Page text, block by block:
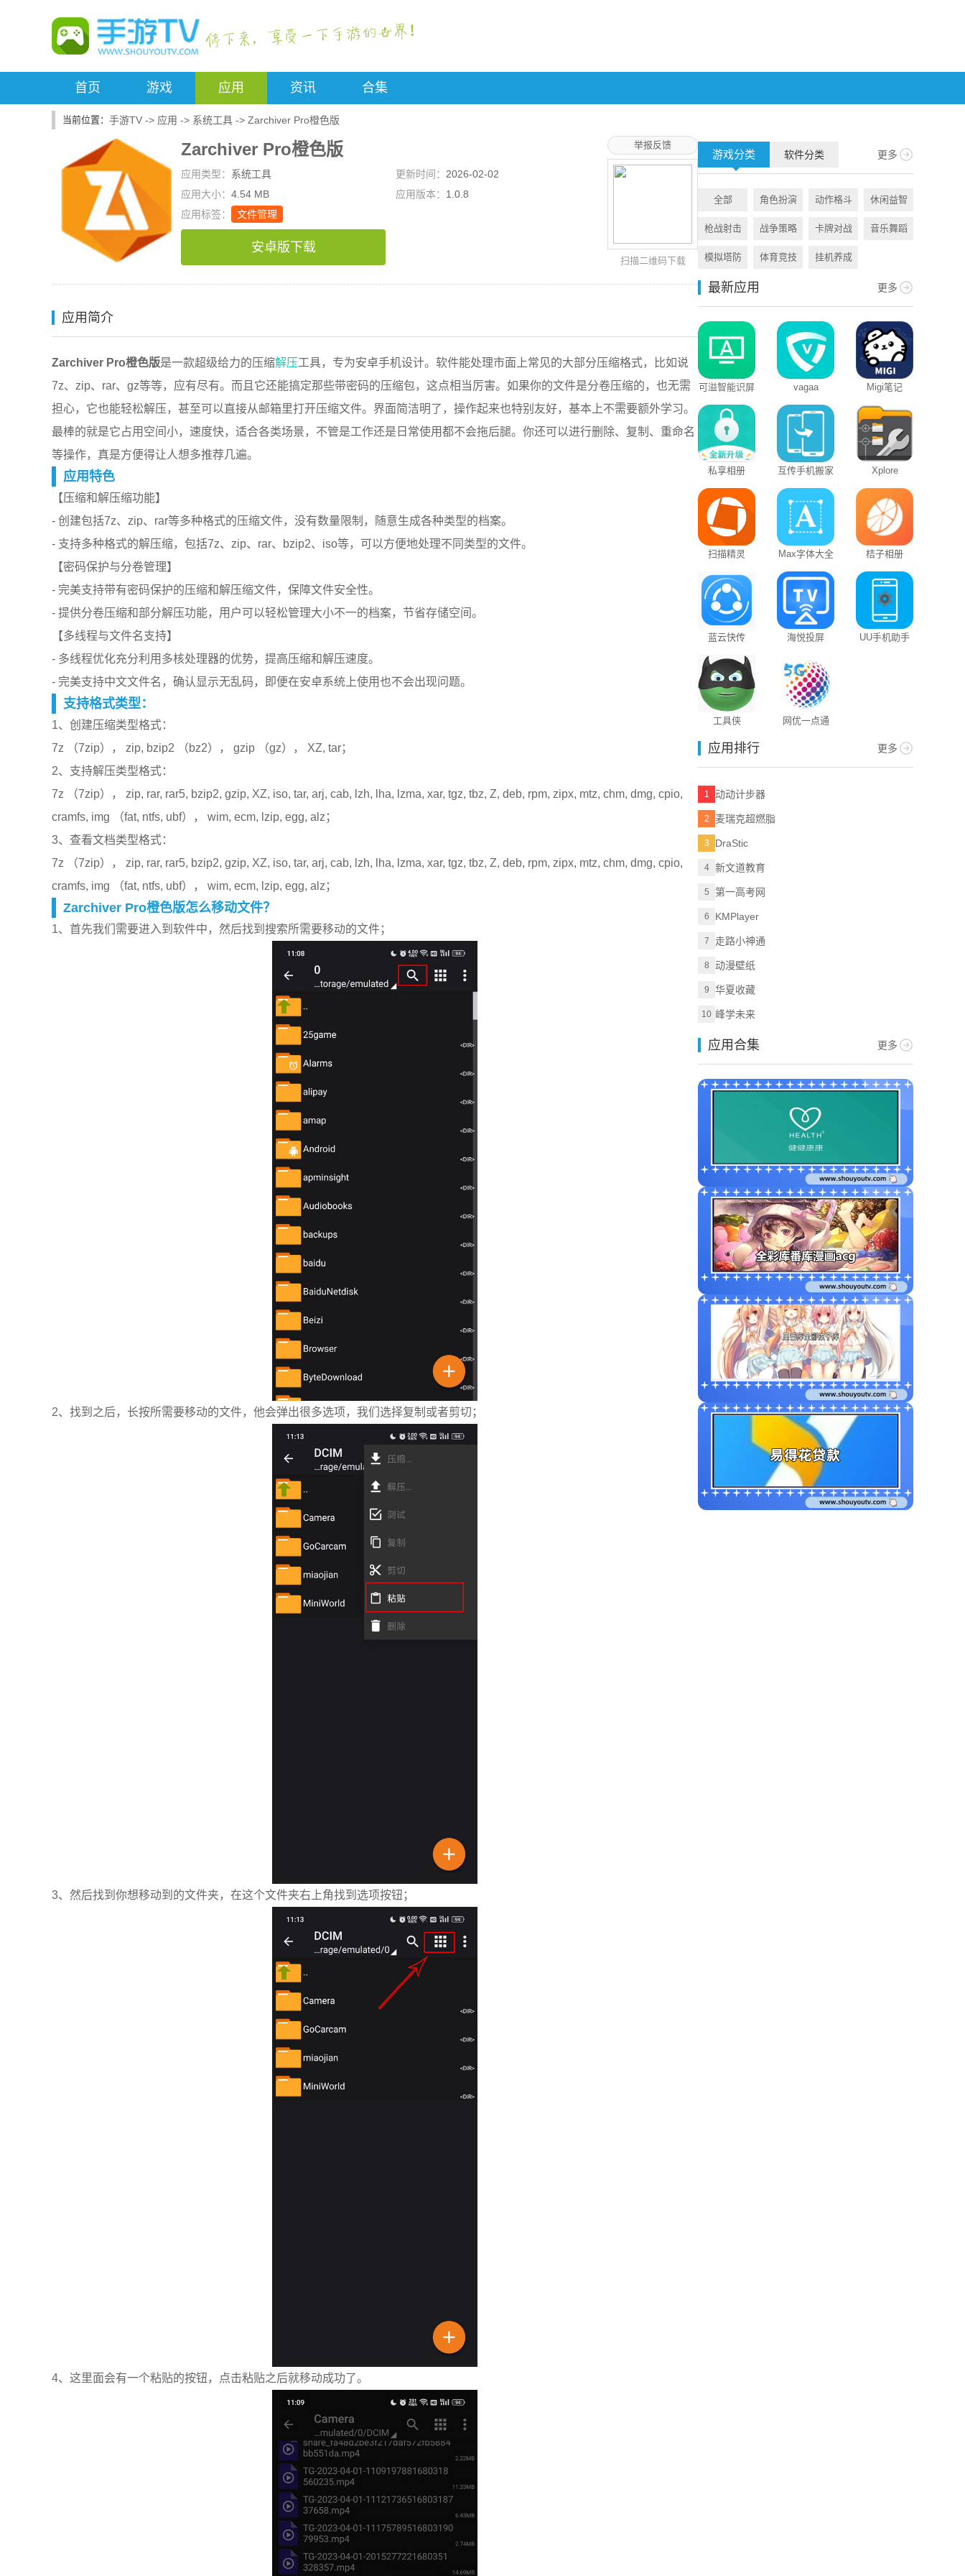
首页 游戏 应用 资讯 合集
手游TV -> 应用 -> 系统工具 -> Zarchiver Pro橙色版
Zarchiver Pro橙色版
应用类型： 系统工具 更新时间： 2026-02-02
应用大小： 4.54 MB 应用版本： 1.0.8
应用标签：
文件管理
安卓版下载
扫描二维码下载
举报反馈
应用简介
Zarchiver Pro橙色版是一款超级给力的压缩解压工具，专为安卓手机设计。软件能处理市面上常见的大部分压缩格式，比如说
7z、zip、rar、gz等等，应有尽有。而且它还能搞定那些带密码的压缩包，这点相当厉害。如果你的文件是分卷压缩的，也无需
担心，它也能轻松解压，甚至可以直接从邮箱里打开压缩文件。界面简洁明了，操作起来也特别友好，基本上不需要额外学习。
最棒的就是它占用空间小，速度快，适合各类场景，不管是工作还是日常使用都不会拖后腿。你还可以进行删除、复制、重命名
等操作，真是方便得让人想多推荐几遍。
应用特色
【压缩和解压缩功能】
- 创建包括7z、zip、rar等多种格式的压缩文件，没有数量限制，随意生成各种类型的档案。
- 支持多种格式的解压缩，包括7z、zip、rar、bzip2、iso等，可以方便地处理不同类型的文件。
【密码保护与分卷管理】
- 完美支持带有密码保护的压缩和解压缩文件，保障文件安全性。
- 提供分卷压缩和部分解压功能，用户可以轻松管理大小不一的档案，节省存储空间。
【多线程与文件名支持】
- 多线程优化充分利用多核处理器的优势，提高压缩和解压速度。
- 完美支持中文文件名，确认显示无乱码，即便在安卓系统上使用也不会出现问题。
支持格式类型：
1、创建压缩类型格式：
7z （7zip）， zip, bzip2 （bz2）， gzip （gz）， XZ, tar；
2、支持解压类型格式：
7z （7zip）， zip, rar, rar5, bzip2, gzip, XZ, iso, tar, arj, cab, lzh, lha, lzma, xar, tgz, tbz, Z, deb, rpm, zipx, mtz, chm, dmg, cpio,
cramfs, img （fat, ntfs, ubf）， wim, ecm, lzip, egg, alz；
3、查看文档类型格式：
7z （7zip）， zip, rar, rar5, bzip2, gzip, XZ, iso, tar, arj, cab, lzh, lha, lzma, xar, tgz, tbz, Z, deb, rpm, zipx, mtz, chm, dmg, cpio,
cramfs, img （fat, ntfs, ubf）， wim, ecm, lzip, egg, alz；
Zarchiver Pro橙色版怎么移动文件？
1、首先我们需要进入到软件中，然后找到搜索所需要移动的文件；
2、找到之后，长按所需要移动的文件，他会弹出很多选项，我们选择复制或者剪切；
3、然后找到你想移动到的文件夹，在这个文件夹右上角找到选项按钮；
4、这里面会有一个粘贴的按钮，点击粘贴之后就移动成功了。
游戏分类 软件分类 更多
全部 角色扮演 动作格斗 休闲益智
枪战射击 战争策略 卡牌对战 音乐舞蹈
模拟塔防 体育竞技 挂机养成
最新应用 更多
可溢智能识屏 vagaa Migi笔记
私享相册 互传手机搬家 Xplore
扫描精灵 Max字体大全 桔子相册
蓝云快传 海悦投屏 UU手机助手
工具侠 网优一点通
应用排行 更多
1 动动计步器
2 麦瑞克超燃脂
3 DraStic
4 新文道教育
5 第一高考网
6 KMPlayer
7 走路小神通
8 动漫壁纸
9 华夏收藏
10 峰学未来
应用合集 更多